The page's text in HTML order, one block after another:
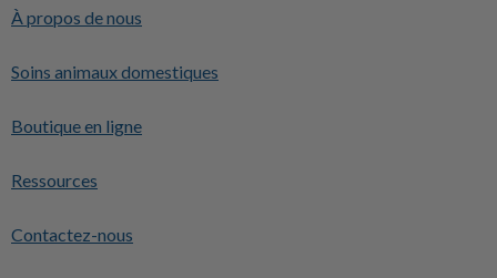
À propos de nous
Soins animaux domestiques
Boutique en ligne
Ressources
Contactez-nous